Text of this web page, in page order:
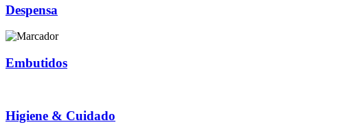
Despensa
Embutidos
Higiene & Cuidado